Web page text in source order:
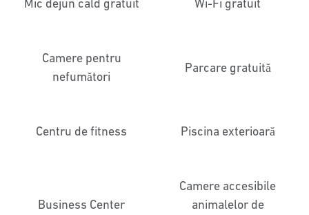
Mic dejun cald gratuit Wi-Fi gratuit
Camere pentru
nefumători
Parcare gratuită
Centru de fitness Piscina exterioară
Business Center
Camere accesibile
animalelor de